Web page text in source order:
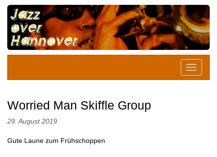
Worried Man Skiffle Group
29. August 2019
Gute Laune zum Frühschoppen